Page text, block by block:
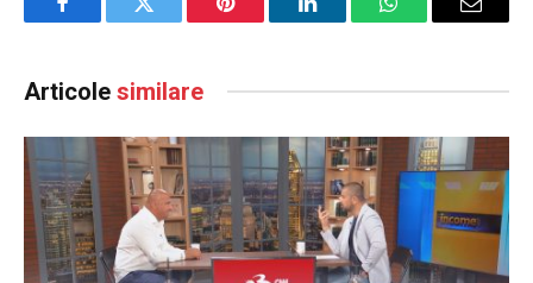
FacebookTwitter Pinterest LinkedInWhatsAppEmail
Articole similare